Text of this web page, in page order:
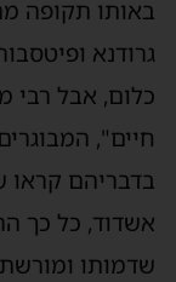
באותו תקופה
גרודנא
כלום, אבל רבי
חיים",
בדבריהם קראו
אשדוד, כל כך
שדמותו